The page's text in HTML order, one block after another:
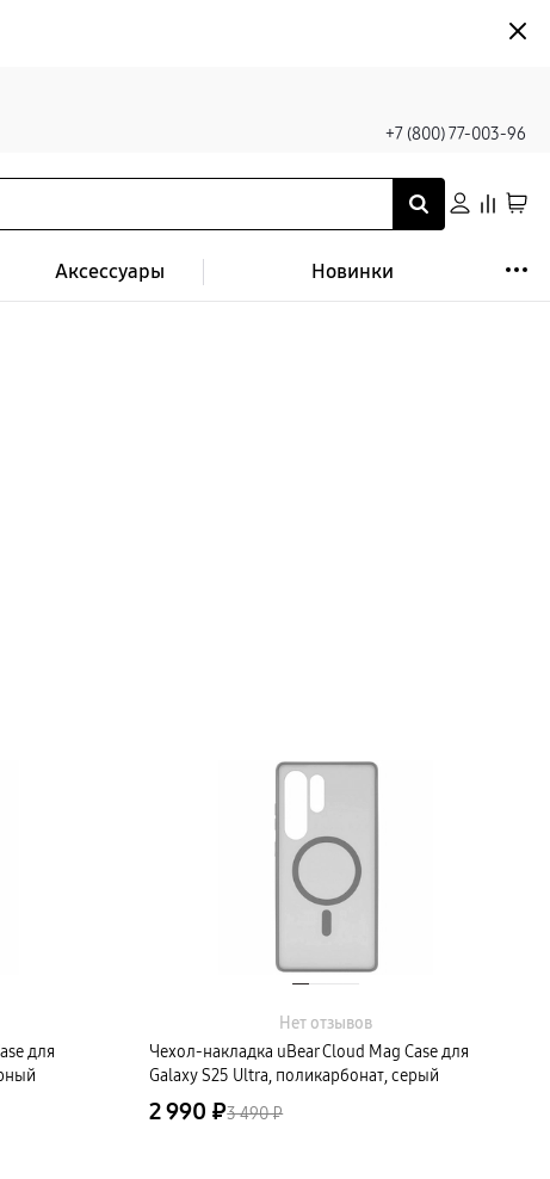
+7 (800) 77-003-96
Аксессуары Новинки
для
Нет отзывов
Чехол-накладка uBear Cloud Mag Case для
Galaxy S25 Ultra, поликарбонат, серый
2 990 ₽3 490 ₽